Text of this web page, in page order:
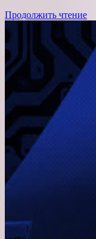
Продолжить чтение